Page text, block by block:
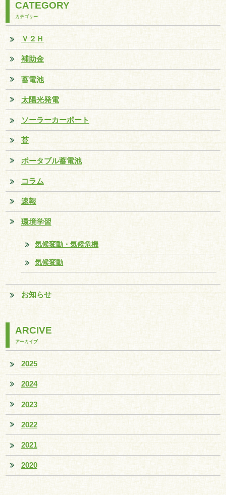
CATEGORY
カテゴリー
Ｖ２Ｈ
補助金
蓄電池
太陽光発電
ソーラーカーポート
苔
ポータブル蓄電池
コラム
速報
環境学習
気候変動・気候危機
気候変動
お知らせ
ARCIVE
アーカイブ
2025
2024
2023
2022
2021
2020